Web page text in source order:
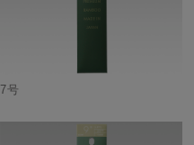
7号